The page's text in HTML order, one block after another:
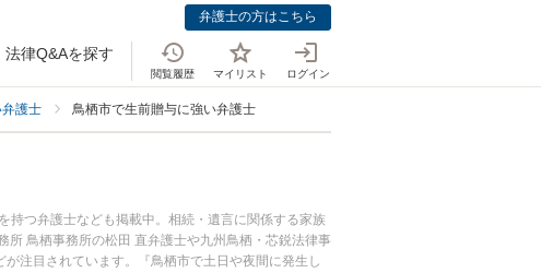
弁護士の方はこちら
法律Q&Aを探す
閲覧履歴 マイリスト ログイン
護士 鳥栖市で生前贈与に強い弁護士
持つ弁護士なども掲載中。相続・遺言に関係する家族
所 鳥栖事務所の松田 直弁護士や九州鳥栖・芯鋭法律事
注目されています。『鳥栖市で土日や夜間に発生し